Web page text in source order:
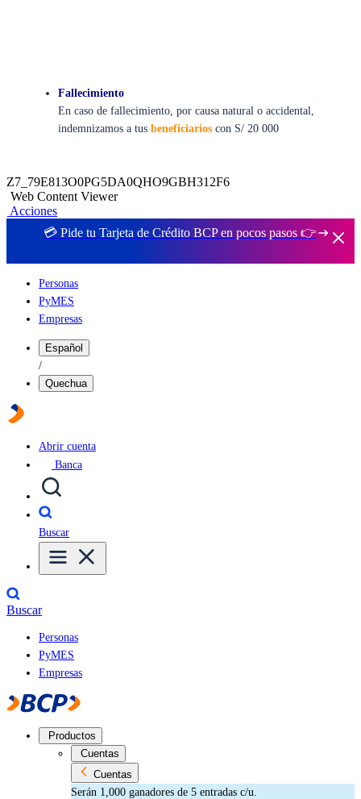
Fallecimiento
En caso de fallecimiento, por causa natural o accidental,
indemnizamos a tus beneficiarios con S/ 20 000
Z7_79E813O0PG5DA0QHO9GBH312F6
Web Content Viewer
Acciones
💳 Pide tu Tarjeta de Crédito BCP en pocos pasos 👉
Personas
PyMES
Empresas
Español
/
Quechua
Abrir cuenta
Banca
Buscar
Buscar
Personas
PyMES
Empresas
Productos
Cuentas
Cuentas
Serán 1,000 ganadores de 5 entradas c/u.